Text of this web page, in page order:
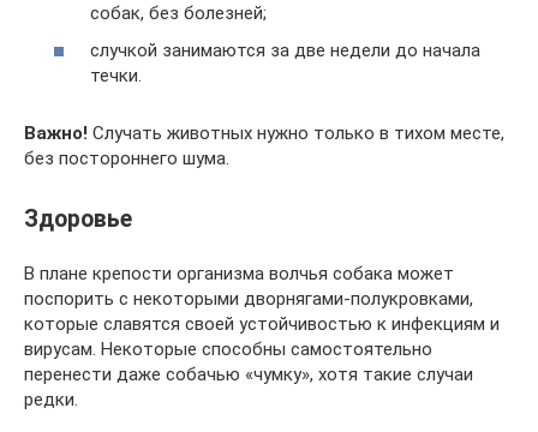
собак, без болезней;
случкой занимаются за две недели до начала
течки.
Важно! Случать животных нужно только в тихом месте,
без постороннего шума.
Здоровье
В плане крепости организма волчья собака может
поспорить с некоторыми дворнягами-полукровками,
которые славятся своей устойчивостью к инфекциям и
вирусам. Некоторые способны самостоятельно
перенести даже собачью «чумку», хотя такие случаи
редки.